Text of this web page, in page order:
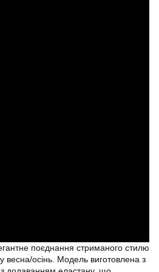
поєднання стриманого стилю
весна/осінь. Модель виготовлена з